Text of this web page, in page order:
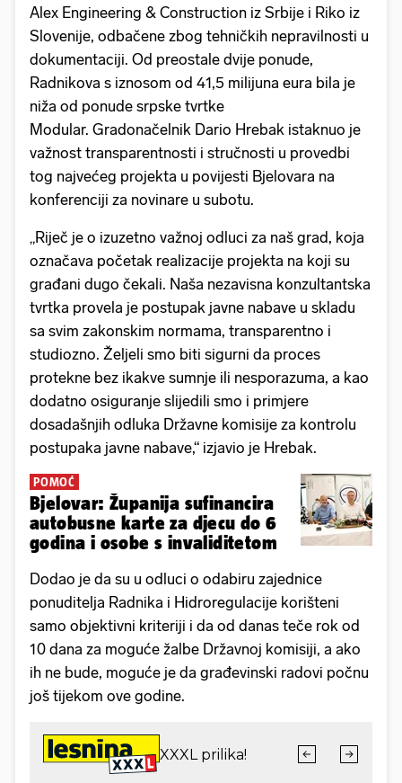
Alex Engineering & Construction iz Srbije i Riko iz
Slovenije, odbačene zbog tehničkih nepravilnosti u
dokumentaciji. Od preostale dvije ponude,
Radnikova s iznosom od 41,5 milijuna eura bila je
niža od ponude srpske tvrtke
Modular. Gradonačelnik Dario Hrebak istaknuo je
važnost transparentnosti i stručnosti u provedbi
tog najvećeg projekta u povijesti Bjelovara na
konferenciji za novinare u subotu.
„Riječ je o izuzetno važnoj odluci za naš grad, koja
označava početak realizacije projekta na koji su
građani dugo čekali. Naša nezavisna konzultantska
tvrtka provela je postupak javne nabave u skladu
sa svim zakonskim normama, transparentno i
studiozno. Željeli smo biti sigurni da proces
protekne bez ikakve sumnje ili nesporazuma, a kao
dodatno osiguranje slijedili smo i primjere
dosadašnjih odluka Državne komisije za kontrolu
postupaka javne nabave,“ izjavio je Hrebak.
POMOĆ
Bjelovar: Županija sufinancira
autobusne karte za djecu do 6
godina i osobe s invaliditetom
Dodao je da su u odluci o odabiru zajednice
ponuditelja Radnika i Hidroregulacije korišteni
samo objektivni kriteriji i da od danas teče rok od
10 dana za moguće žalbe Državnoj komisiji, a ako
ih ne bude, moguće je da građevinski radovi počnu
još tijekom ove godine.